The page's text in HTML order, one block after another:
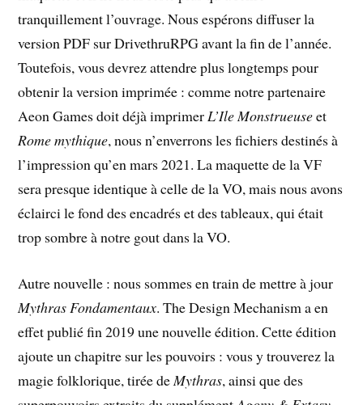
tranquillement l’ouvrage. Nous espérons diffuser la
version PDF sur DrivethruRPG avant la fin de l’année.
Toutefois, vous devrez attendre plus longtemps pour
obtenir la version imprimée : comme notre partenaire
Aeon Games doit déjà imprimerL’Ile Monstrueuseet
Rome mythique, nous n’enverrons les fichiers destinés à
l’impression qu’en mars 2021. La maquette de la VF
sera presque identique à celle de la VO, mais nous avons
éclairci le fond des encadrés et des tableaux, qui était
trop sombre à notre gout dans la VO.
Autre nouvelle : nous sommes en train de mettre à jour
Mythras Fondamentaux. The Design Mechanism a en
effet publié fin 2019 une nouvelle édition. Cette édition
ajoute un chapitre sur les pouvoirs : vous y trouverez la
magie folklorique, tirée deMythras, ainsi que des